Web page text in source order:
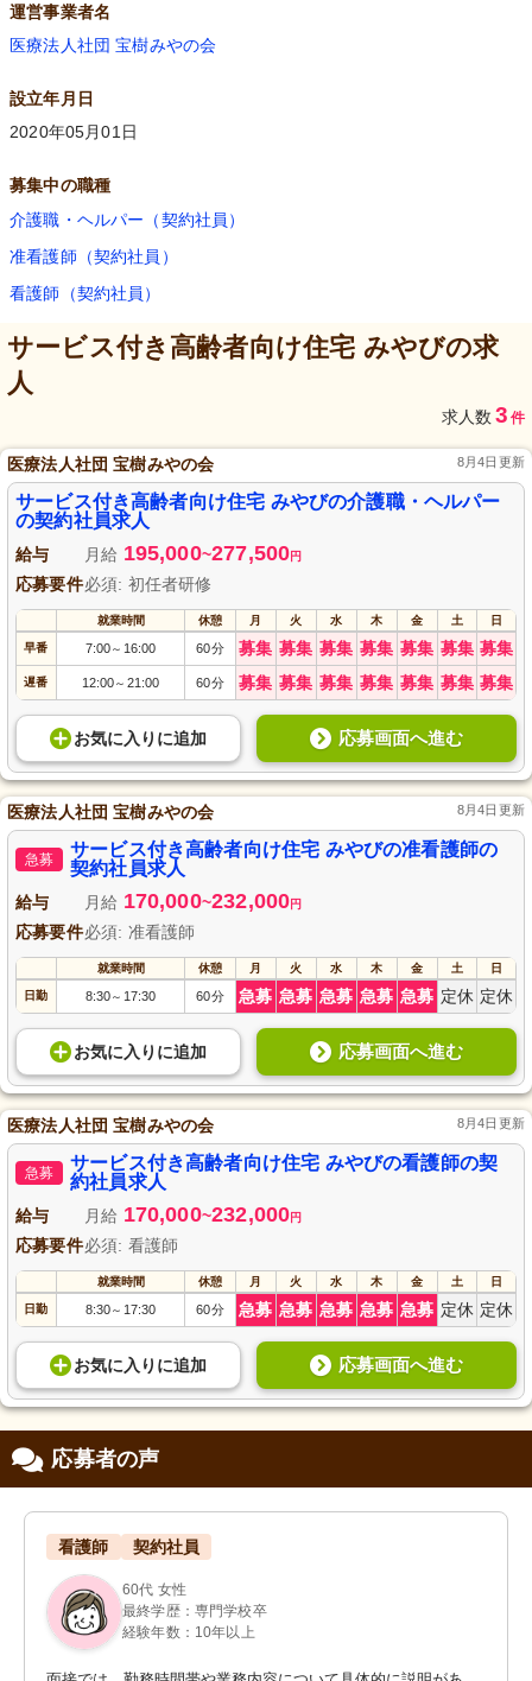
運営事業者名
医療法人社団 宝樹みやの会
設立年月日
2020年05月01日
募集中の職種
介護職・ヘルパー（契約社員）
准看護師（契約社員）
看護師（契約社員）
サービス付き高齢者向け住宅 みやびの求
人
求人数 3 件
医療法人社団 宝樹みやの会 8月4日更新
サービス付き高齢者向け住宅 みやびの介護職・ヘルパー
の契約社員求人
給与 月給 195,000~277,500円
応募要件必須: 初任者研修
就業時間 休憩 月 火 水 木 金 土 日
早番 7:00～ 16:00 60分 募集 募集 募集 募集 募集 募集 募集
遅番 12:00～ 21:00 60分 募集 募集 募集 募集 募集 募集 募集
お気に入り に追加 応募画面へ進む
医療法人社団 宝樹みやの会 8月4日更新
急募
サービス付き高齢者向け住宅 みやびの准看護師の
契約社員求人
給与 月給 170,000~232,000円
応募要件必須: 准看護師
就業時間 休憩 月 火 水 木 金 土 日
日勤 8:30～ 17:30 60分 急募 急募 急募 急募 急募 定休 定休
お気に入り に追加 応募画面へ進む
医療法人社団 宝樹みやの会 8月4日更新
急募
サービス付き高齢者向け住宅 みやびの看護師の契
約社員求人
給与 月給 170,000~232,000円
応募要件必須: 看護師
就業時間 休憩 月 火 水 木 金 土 日
日勤 8:30～ 17:30 60分 急募 急募 急募 急募 急募 定休 定休
お気に入り に追加 応募画面へ進む
応募者の声
看護師 契約社員
60代 女性
最終学歴：専門学校卒
経験年数：10年以上